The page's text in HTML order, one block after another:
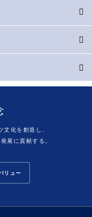
化を創造し、
展に貢献する。
リュー